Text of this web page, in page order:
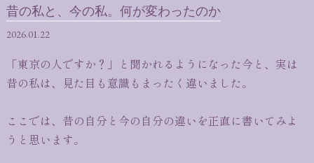
昔の私と、今の私。何が変わったのか
2026.01.22
「東京の人ですか？」と聞かれるようになった今と、実は
昔の私は、見た目も意識もまったく違いました。
ここでは、昔の自分と今の自分の違いを正直に書いてみよ
うと思います。